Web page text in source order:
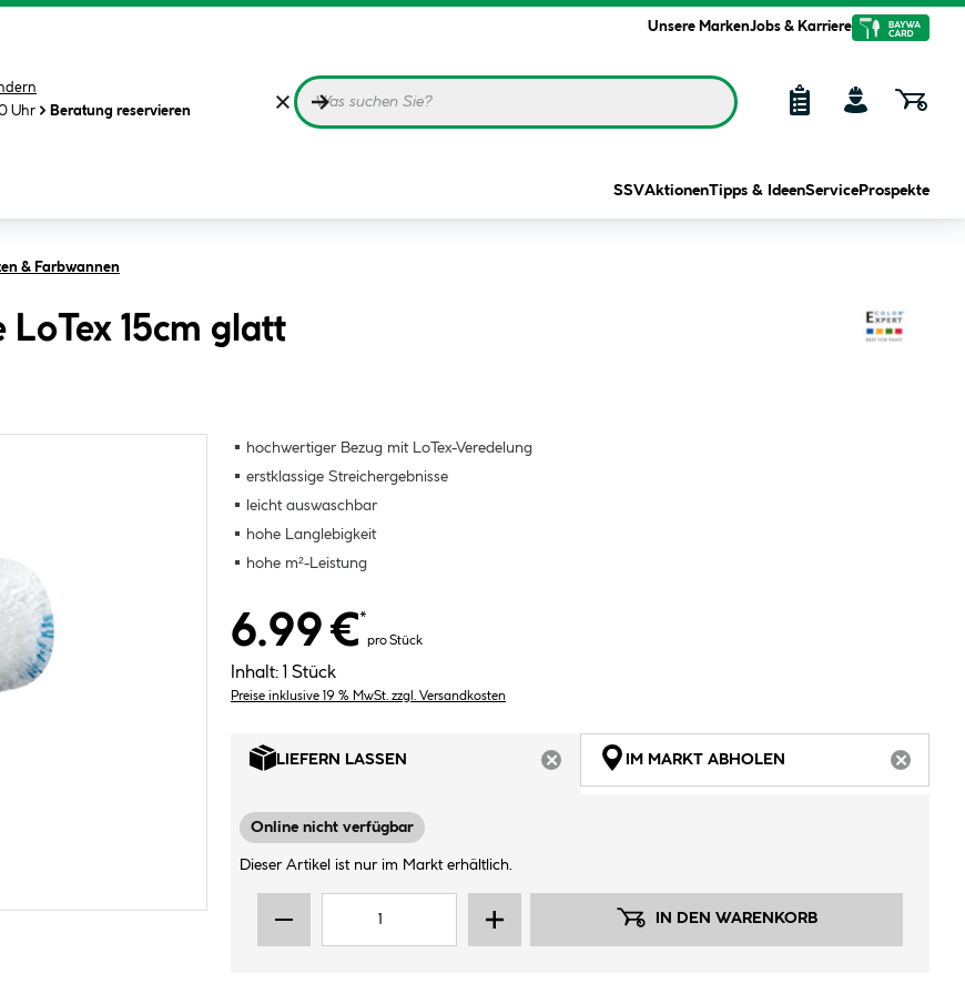
Unsere MarkenJobs & Karriere
Uhr
Beratung reservieren
SSVAktionenTipps & IdeenService Prospekte
& Farbwannen
15cm glatt
hochwertiger Bezug mit LoTex-Veredelung
erstklassige Streichergebnisse
leicht auswaschbar
hohe Langlebigkeit
hohe m²-Leistung
6.99 €*
pro Stück
Inhalt: 1 Stück
Preise inklusive 19 % MwSt. zzgl. Versandkosten
LIEFERN LASSEN
ARTIKEL NICHT VERFÜGBAR
IM MARKT ABHOLEN
Online nicht verfügbar
Dieser Artikel ist nur im Markt erhältlich.
IN DEN WARENKORB